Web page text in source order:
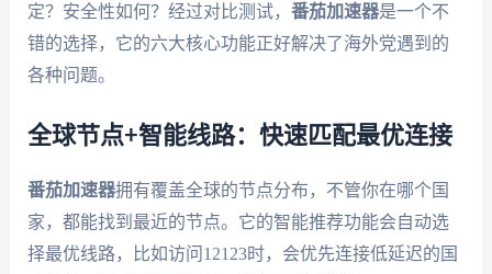
定？安全性如何？经过对比测试， 番茄加速器是一个不
错的选择，它的六大核心功能正好解决了海外党遇到的
各种问题。
全球节点+智能线路：快速匹配最优连接
番茄加速器拥有覆盖全球的节点分布，不管你在哪个国
家，都能找到最近的节点。它的智能推荐功能会自动选
择最优线路，比如访问12123时，会优先连接低延迟的国